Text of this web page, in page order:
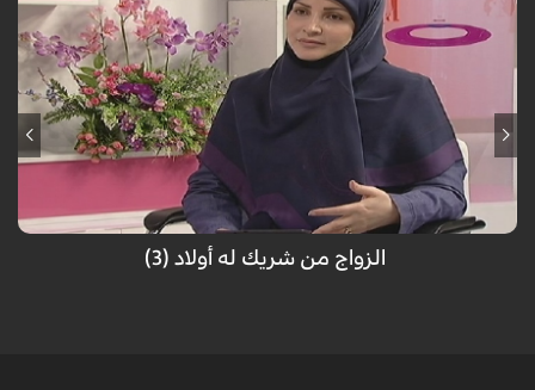
فقرة من فقرات برنامج" أسرتنا"/ مع الشيخ الدكتور محمد حجازي/ مقدمة
البرنامج: ربى عساف
الزواج من شريك له أولاد (3)